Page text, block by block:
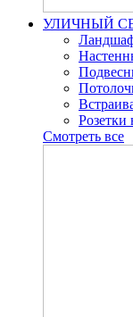
УЛИЧНЫЙ
Розетки
Смотреть все